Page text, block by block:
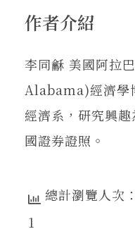
作者介紹
李同龢 美國阿
Alabama)經濟學
經濟系，研究興
國證券證照。
總計瀏覽人次
1